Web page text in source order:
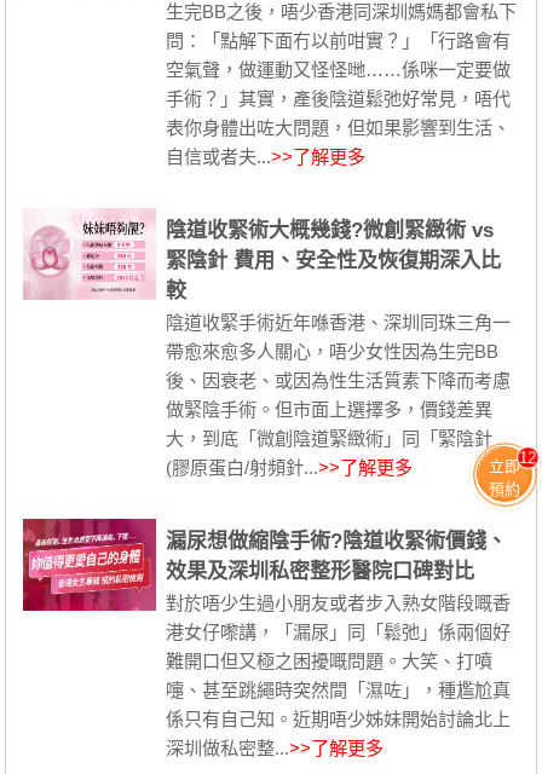
生完BB之後，唔少香港同深圳媽媽都會私下
問：「點解下面冇以前咁實？」「行路會有
空氣聲，做運動又怪怪哋……係咪一定要做
手術？」其實，產後陰道鬆弛好常見，唔代
表你身體出咗大問題，但如果影響到生活、
自信或者夫...>>了解更多
陰道收緊術大概幾錢?微創緊緻術 vs
緊陰針 費用、安全性及恢復期深入比
較
陰道收緊手術近年喺香港、深圳同珠三角一
帶愈來愈多人關心，唔少女性因為生完BB
後、因衰老、或因為性生活質素下降而考慮
做緊陰手術。但市面上選擇多，價錢差異
大，到底「微創陰道緊緻術」同「緊陰針
(膠原蛋白/射頻針...>>了解更多
漏尿想做縮陰手術?陰道收緊術價錢、
效果及深圳私密整形醫院口碑對比
對於唔少生過小朋友或者步入熟女階段嘅香
港女仔嚟講，「漏尿」同「鬆弛」係兩個好
難開口但又極之困擾嘅問題。大笑、打噴
嚏、甚至跳繩時突然間「濕咗」，種尷尬真
係只有自己知。近期唔少姊妹開始討論北上
深圳做私密整...>>了解更多
立即
預約
12